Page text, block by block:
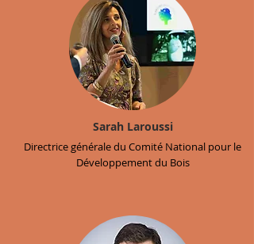
Sarah Laroussi
Directrice générale du Comité National pour le
Développement du Bois